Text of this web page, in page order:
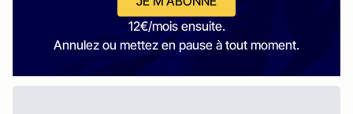
12€/mois ensuite.
Annulez ou mettez en pause à tout moment.